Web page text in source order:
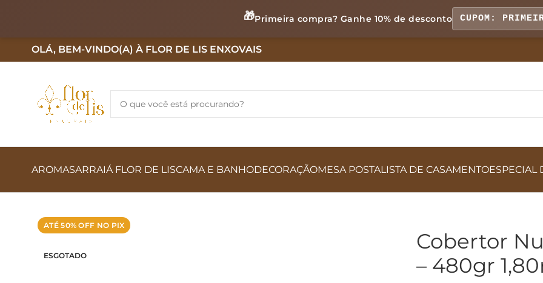
🎁Primeira compra? Ganhe 10% de desconto CUPOM:
OLÁ, BEM-VINDO(A) À FLOR DE LIS ENXOVAIS
AROMASARRAIÁ FLOR DE LISCAMA E BANHODECORAÇÃOMESA POSTALISTA DE CASAMENTOESPECIAL
ATÉ 50% OFF NO PIX
ESGOTADO
Cobertor
– 480gr